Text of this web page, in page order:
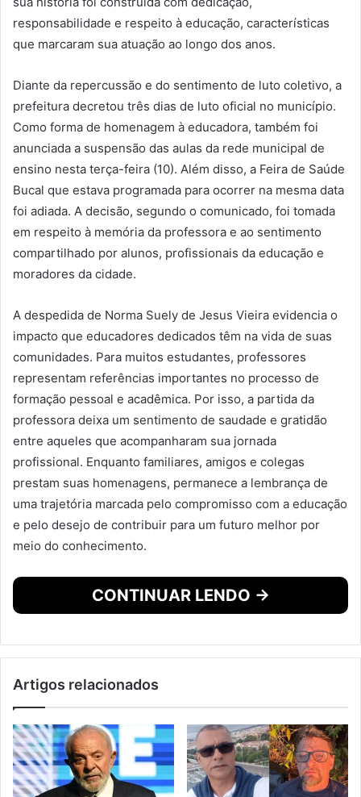
responsabilidade e respeito à educação, características
que marcaram sua atuação ao longo dos anos.
Diante da repercussão e do sentimento de luto coletivo, a
prefeitura decretou três dias de luto oficial no município.
Como forma de homenagem à educadora, também foi
anunciada a suspensão das aulas da rede municipal de
ensino nesta terça-feira (10). Além disso, a Feira de Saúde
Bucal que estava programada para ocorrer na mesma data
foi adiada. A decisão, segundo o comunicado, foi tomada
em respeito à memória da professora e ao sentimento
compartilhado por alunos, profissionais da educação e
moradores da cidade.
A despedida de Norma Suely de Jesus Vieira evidencia o
impacto que educadores dedicados têm na vida de suas
comunidades. Para muitos estudantes, professores
representam referências importantes no processo de
formação pessoal e acadêmica. Por isso, a partida da
professora deixa um sentimento de saudade e gratidão
entre aqueles que acompanharam sua jornada
profissional. Enquanto familiares, amigos e colegas
prestam suas homenagens, permanece a lembrança de
uma trajetória marcada pelo compromisso com a educação
e pelo desejo de contribuir para um futuro melhor por
meio do conhecimento.
CONTINUAR LENDO →
Artigos relacionados